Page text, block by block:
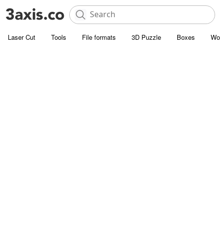
Laser Cut Tools File formats 3D Puzzle Boxes